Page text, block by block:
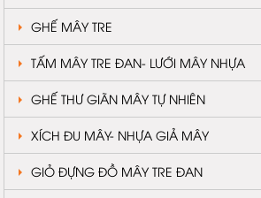
GHẾ MÂY TRE
TẤM MÂY TRE ĐAN- LƯỚI MÂY NHỰA
GHẾ THƯ GIÃN MÂY TỰ NHIÊN
XÍCH ĐU MÂY- NHỰA GIẢ MÂY
GIỎ ĐỰNG ĐỒ MÂY TRE ĐAN